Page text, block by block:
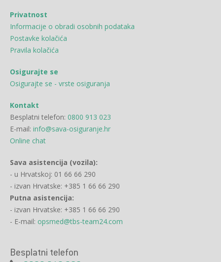
Privatnost
Informacije o obradi osobnih podataka
Postavke kolačića
Pravila kolačića
Osigurajte se
Osigurajte se - vrste osiguranja
Kontakt
Besplatni telefon: 0800 913 023
E-mail: info@sava-osiguranje.hr
Online chat
Sava asistencija (vozila):
- u Hrvatskoj: 01 66 66 290
- izvan Hrvatske: +385 1 66 66 290
Putna asistencija:
- izvan Hrvatske: +385 1 66 66 290
- E-mail: opsmed@tbs-team24.com
Besplatni telefon